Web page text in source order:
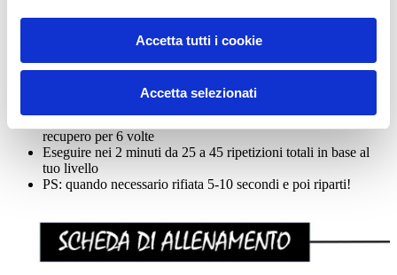
Accetta tutti i cookie
Accetta selezionati
Colquarto mesociclo, dedicato allaresistenza, attraverso la tecnica
Tempo Lattacido dovrai:
Impostare un Timer con 2 minuti di esercizio e 1’30” di
recupero per 6 volte
Eseguire nei 2 minuti da 25 a 45 ripetizioni totali in base al
tuo livello
PS: quando necessario rifiata 5-10 secondi e poi riparti!